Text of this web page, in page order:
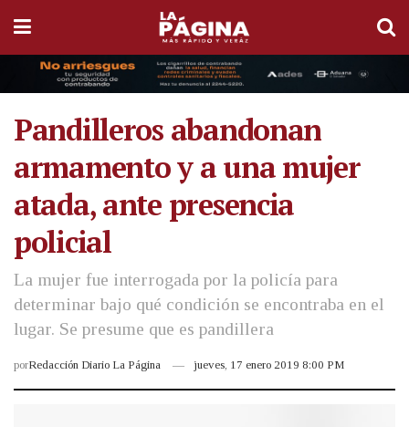
Pandilleros abandonan
armamento y a una mujer
atada, ante presencia
policial
La mujer fue interrogada por la policía para
determinar bajo qué condición se encontraba en el
lugar. Se presume que es pandillera
porRedacción Diario La Página jueves, 17 enero 2019 8:00 PM